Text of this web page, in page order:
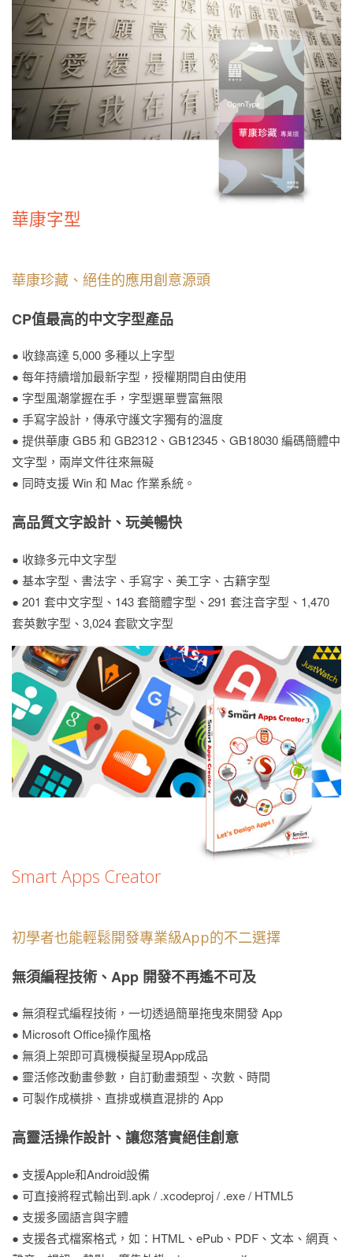
華康字型
華康珍藏、絕佳的應用創意源頭
CP值最高的中文字型產品
● 收錄高達 5,000 多種以上字型
● 每年持續增加最新字型，授權期間自由使用
● 字型風潮掌握在手，字型選單豐富無限
● 手寫字設計，傳承守護文字獨有的溫度
● 提供華康 GB5 和 GB2312、GB12345、GB18030 編碼簡體中
文字型，兩岸文件往來無礙
● 同時支援 Win 和 Mac 作業系統。
高品質文字設計、玩美暢快
● 收錄多元中文字型
● 基本字型、書法字、手寫字、美工字、古籍字型
● 201 套中文字型、143 套簡體字型、291 套注音字型、1,470
套英數字型、3,024 套歐文字型
Smart Apps Creator
初學者也能輕鬆開發專業級App的不二選擇
無須編程技術、App 開發不再遙不可及
● 無須程式編程技術，一切透過簡單拖曳來開發 App
● Microsoft Office操作風格
● 無須上架即可真機模擬呈現App成品
● 靈活修改動畫參數，自訂動畫類型、次數、時間
● 可製作成橫排、直排或橫直混排的 App
高靈活操作設計、讓您落實絕佳創意
● 支援Apple和Android設備
● 可直接將程式輸出到.apk / .xcodeproj / .exe / HTML5
● 支援多國語言與字體
● 支援各式檔案格式，如：HTML、ePub、PDF、文本、網頁、